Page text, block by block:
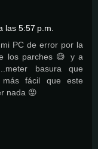
las 5:57 p.m.
PC de error por la
los parches 😅 y a
basura que
más fácil que este
nada 😡